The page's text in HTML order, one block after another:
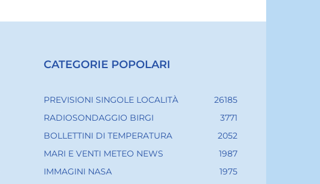
CATEGORIE POPOLARI
PREVISIONI SINGOLE LOCALITÀ
26185
RADIOSONDAGGIO BIRGI
3771
BOLLETTINI DI TEMPERATURA
2052
MARI E VENTI METEO NEWS
1987
IMMAGINI NASA
1975